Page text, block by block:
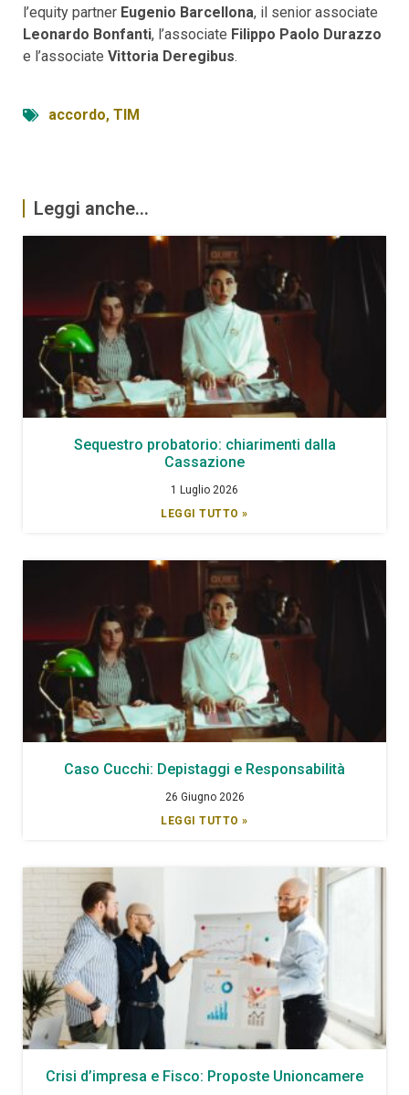
l’equity partner Eugenio Barcellona, il senior associate
Leonardo Bonfanti, l’associate Filippo Paolo Durazzo
e l’associate Vittoria Deregibus.
accordo, TIM
Leggi anche...
Sequestro probatorio: chiarimenti dalla
Cassazione
1 Luglio 2026
LEGGI TUTTO »
Caso Cucchi: Depistaggi e Responsabilità
26 Giugno 2026
LEGGI TUTTO »
Crisi d’impresa e Fisco: Proposte Unioncamere